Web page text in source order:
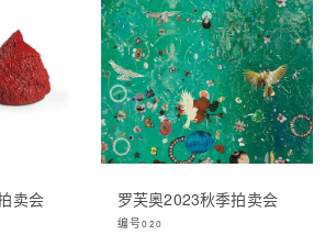
卖会 罗芙奥2023秋季拍卖会
编号020